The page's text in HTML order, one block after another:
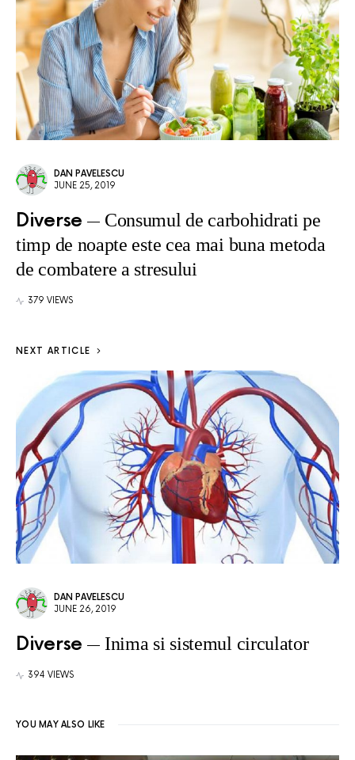
DAN PAVELESCU
JUNE 25, 2019
Diverse
Consumul de carbohidrati pe
timp de noapte este cea mai buna metoda
de combatere a stresului
379 VIEWS
NEXT ARTICLE
DAN PAVELESCU
JUNE 26, 2019
Diverse Inima si sistemul circulator
394 VIEWS
YOU MAY ALSO LIKE